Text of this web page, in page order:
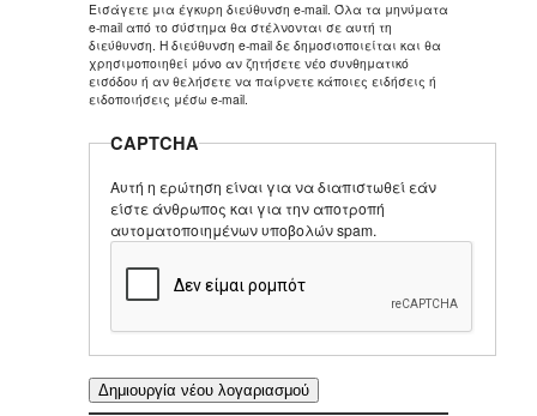
Εισάγετε μια έγκυρη διεύθυνση e-mail. Όλα τα μηνύματα
e-mail από το σύστημα θα στέλνονται σε αυτή τη
διεύθυνση. Η διεύθυνση e-mail δε δημοσιοποιείται και θα
χρησιμοποιηθεί μόνο αν ζητήσετε νέο συνθηματικό
εισόδου ή αν θελήσετε να παίρνετε κάποιες ειδήσεις ή
ειδοποιήσεις μέσω e-mail.
CAPTCHA
Αυτή η ερώτηση είναι για να διαπιστωθεί εάν
είστε άνθρωπος και για την αποτροπή
αυτοματοποιημένων υποβολών spam.